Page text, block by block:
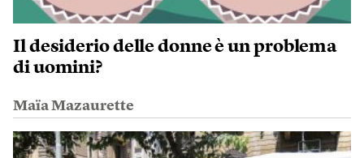
Il desiderio delle donne è un problema
di uomini?
Maïa Mazaurette